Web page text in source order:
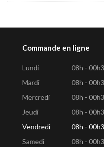
Commande en ligne
Lundi
08h -
Mardi
08h -
Mercredi
08h -
Jeudi
08h -
Vendredi
08h -
Samedi
08h -